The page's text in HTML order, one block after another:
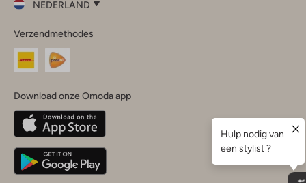
NEDERLAND
je
land
Nederland
Belgique(Français)
Deutschland
Verzendmethodes
Download onze Omoda app